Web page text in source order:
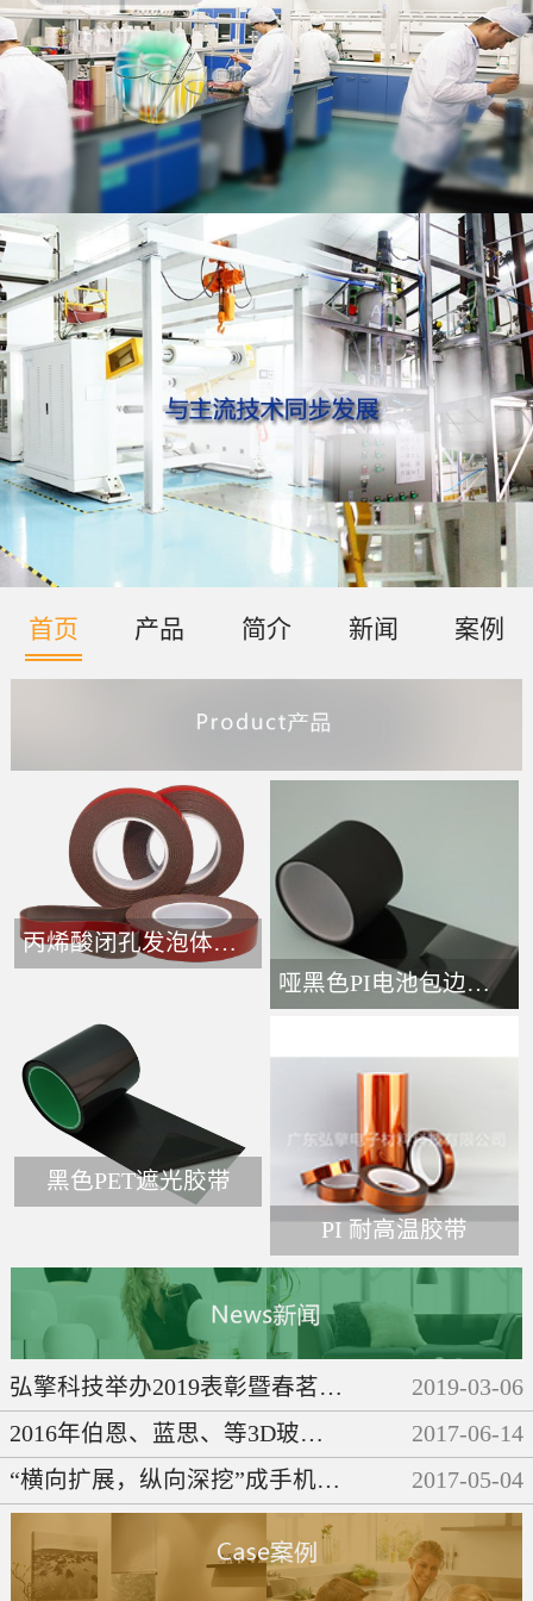
首页 产品 简介 新闻 案例
丙烯酸闭孔发泡体胶带-
哑黑色PI电池包边接头胶带
黑色PET遮光胶带
PI 耐高温胶带
弘擎科技举办2019表彰暨春茗晚会 2019-03-06
2016年伯恩、蓝思、等3D玻璃企业们都做了些啥呢？
2017-06-14
“横向扩展，纵向深挖”成手机产业链发展必然趋势
2017-05-04